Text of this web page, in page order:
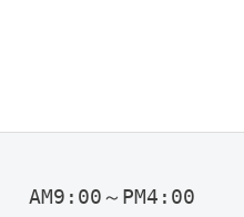
　AM9:00～PM4:00